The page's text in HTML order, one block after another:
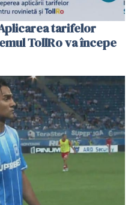
tarifelor
TollRo va începe